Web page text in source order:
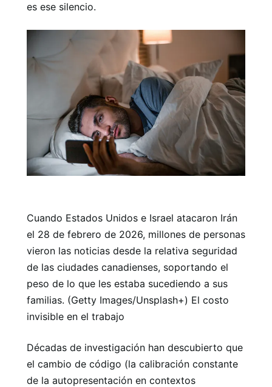
es ese silencio.
Cuando Estados Unidos e Israel atacaron Irán
el 28 de febrero de 2026, millones de personas
vieron las noticias desde la relativa seguridad
de las ciudades canadienses, soportando el
peso de lo que les estaba sucediendo a sus
familias. (Getty Images/Unsplash+) El costo
invisible en el trabajo
Décadas de investigación han descubierto que
el cambio de código (la calibración constante
de la autopresentación en contextos